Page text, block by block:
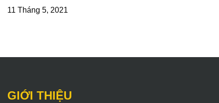
11 Tháng 5, 2021
GIỚI THIỆU